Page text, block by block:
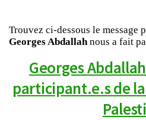
Trouvez ci-dessous le message
Georges Abdallah nous a fait
Georges
participant.e.s de